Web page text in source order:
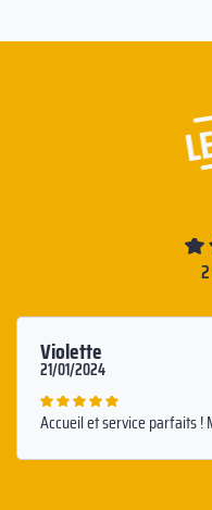
Violette
21/01/2024
Accueil et service parfaits !